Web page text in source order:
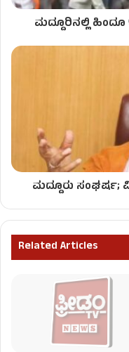
ಮದ್ದೂರಿನಲ್ಲಿ
ಮದ್ದೂರು
Related Articles